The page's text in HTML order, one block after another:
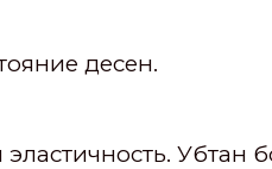
десен.
эластичность.